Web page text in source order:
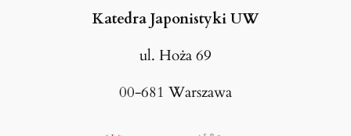
Katedra Japonistyki UW
ul. Hoża 69
00-681 Warszawa